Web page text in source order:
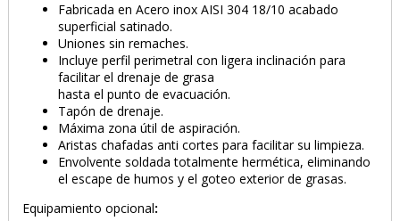
Fabricada en Acero inox AISI 304 18/10 acabado
superficial satinado.
Uniones sin remaches.
Incluye perfil perimetral con ligera inclinación para
facilitar el drenaje de grasa
hasta el punto de evacuación.
Tapón de drenaje.
Máxima zona útil de aspiración.
Aristas chafadas anti cortes para facilitar su limpieza.
Envolvente soldada totalmente hermética, eliminando
el escape de humos y el goteo exterior de grasas.
Equipamiento opcional: